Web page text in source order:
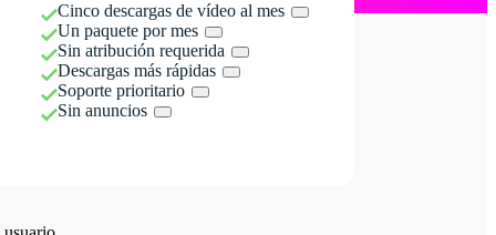
Cinco descargas de vídeo al mes
Un paquete por mes
Sin atribución requerida
Descargas más rápidas
Soporte prioritario
Sin anuncios